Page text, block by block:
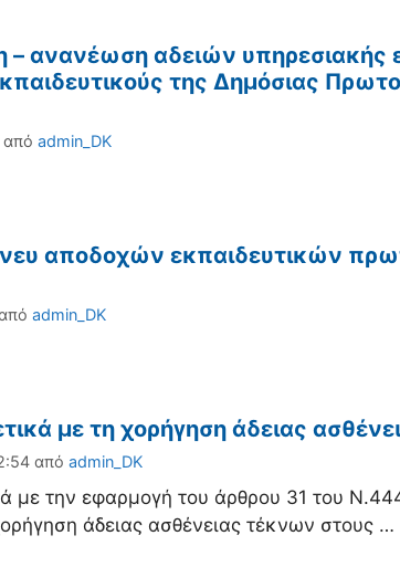
– ανανέωση αδειών υπηρεσιακής
της Δημόσιας
από admin_DK
αποδοχών εκπαιδευτικών
admin_DK
με τη χορήγηση άδειας
από admin_DK
με την εφαρμογή του άρθρου 31 του
άδειας ασθένειας τέκνων στους …